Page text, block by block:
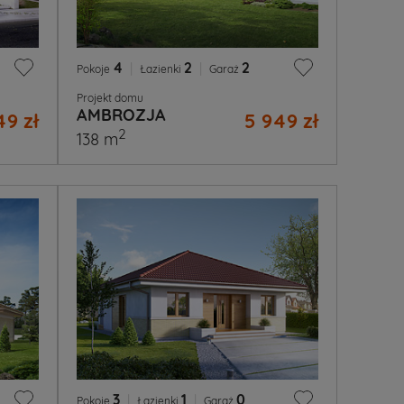
zł
Pokoje 4 Łazienki 2 Garaż 2
Projekt domu
AMBROZJA 5 949 zł
138 m2
Pokoje 3 Łazienki 1 Garaż 0